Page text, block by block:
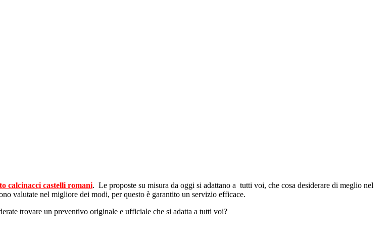
calcinacci castelli romani. Le proposte su misura da oggi si adattano a tutti voi, che cosa desiderare di meglio nel
valutate nel migliore dei modi, per questo è garantito un servizio efficace.
trovare un preventivo originale e ufficiale che si adatta a tutti voi?